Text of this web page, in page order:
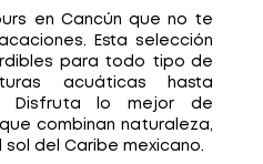
en Cancún que no te
Esta selección
para todo tipo de
acuáticas hasta
Disfruta lo mejor de
combinan naturaleza,
sol del Caribe mexicano.